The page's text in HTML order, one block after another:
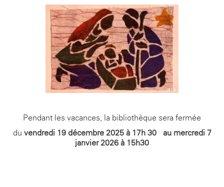
Pendant les vacances, la bibliothèque sera fermée
du vendredi 19 décembre 2025 à 17h 30 au mercredi 7
janvier 2026 à 15h30